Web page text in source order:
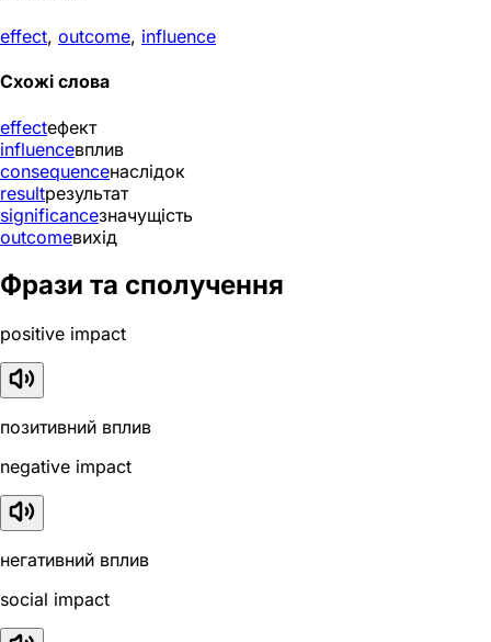
effect, outcome, influence
Схожі слова
effectефект
influenceвплив
consequenceнаслідок
resultрезультат
significanceзначущість
outcomeвихід
Фрази та сполучення
positive impact
позитивний вплив
negative impact
негативний вплив
social impact